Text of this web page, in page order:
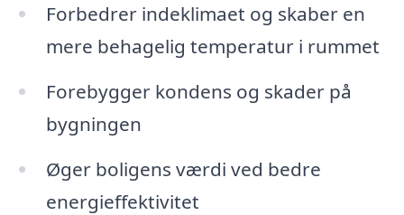
Forbedrer indeklimaet og skaber en
mere behagelig temperatur i rummet
Forebygger kondens og skader på
bygningen
Øger boligens værdi ved bedre
energieffektivitet